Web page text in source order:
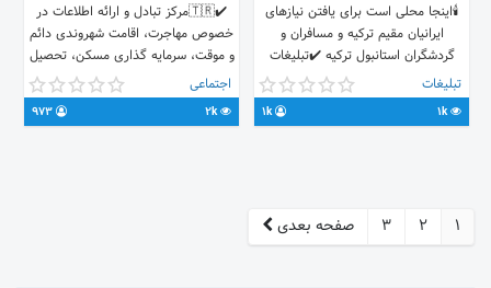
🕯️اینجا محلی است برای یافتن نیازهای
ایرانیان مقیم ترکیه و مسافران و
گردشگران استانبول ترکیه ✔️تبلیغات
رایگان ✔️مسئولیت تبلیغ با صاحب آگهی
استانبول، ترکیه
تبلیغات
1k
1k
⁦✔️⁩⁦🇹🇷⁩مرکز تبادل و ارائه اطلاعات در
خصوص مهاجرت، اقامت شهروندی دائم
و موقت، سرمایه گذاری مسکن، تحصیل
سوالات خود را مطرح و از کارشناسان و
وکلای رسمی ترکیه و ساکنین با تجربه
اجتماعی
2k
1
2
3 صفحه بعدی